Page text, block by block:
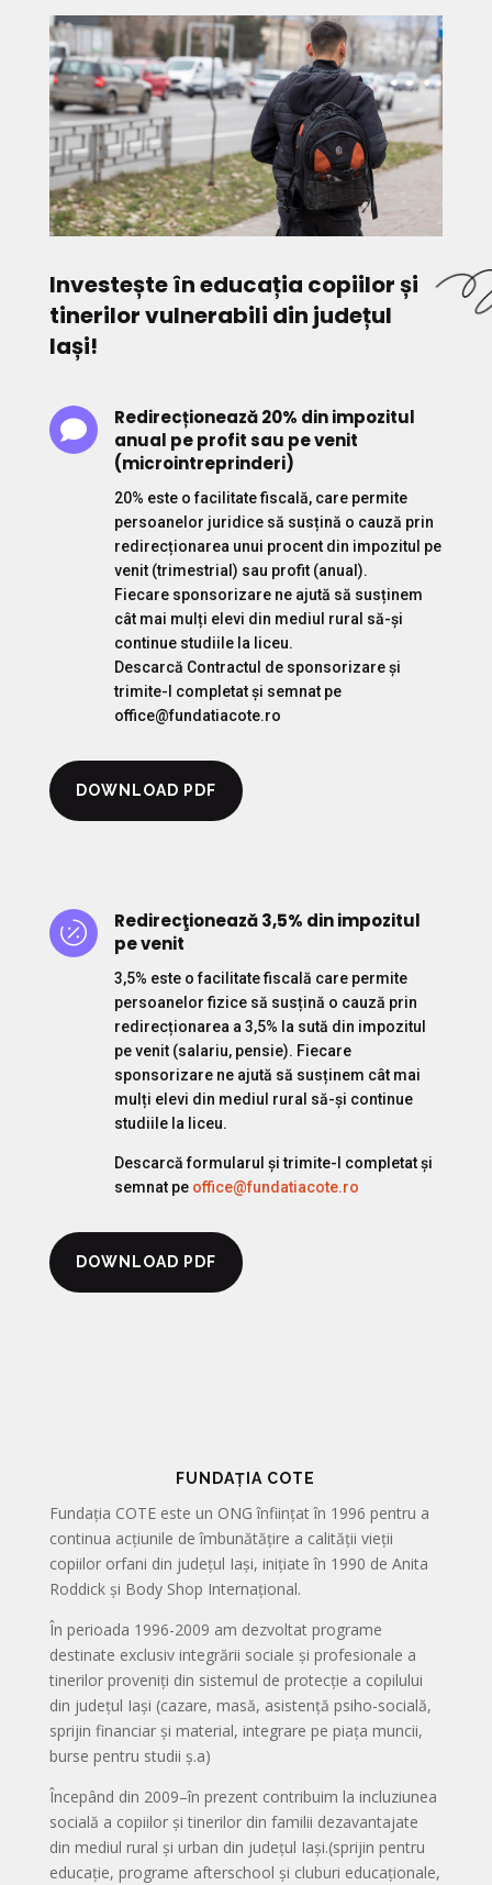
Investește în educația copiilor și
tinerilor vulnerabili din județul
Iași!

Redirecționează 20% din impozitul
anual pe profit sau pe venit
(microintreprinderi)
20% este o facilitate fiscală, care permite
persoanelor juridice să susțină o cauză prin
redirecționarea unui procent din impozitul pe
venit (trimestrial) sau profit (anual).
Fiecare sponsorizare ne ajută să susținem
cât mai mulți elevi din mediul rural să-și
continue studiile la liceu.
Descarcă Contractul de sponsorizare și
trimite-l completat și semnat pe
office@fundatiacote.ro
DOWNLOAD PDF

Redirecţionează 3,5% din impozitul
pe venit
3,5% este o facilitate fiscală care permite
persoanelor fizice să susțină o cauză prin
redirecționarea a 3,5% la sută din impozitul
pe venit (salariu, pensie). Fiecare
sponsorizare ne ajută să susținem cât mai
mulți elevi din mediul rural să-și continue
studiile la liceu.
Descarcă formularul și trimite-l completat și
semnat pe office@fundatiacote.ro
DOWNLOAD PDF
FUNDAȚIA COTE
Fundația COTE este un ONG înființat în 1996 pentru a
continua acțiunile de îmbunătățire a calității vieții
copiilor orfani din județul Iași, inițiate în 1990 de Anita
Roddick și Body Shop Internațional.
În perioada 1996-2009 am dezvoltat programe
destinate exclusiv integrării sociale și profesionale a
tinerilor proveniți din sistemul de protecție a copilului
din județul Iași (cazare, masă, asistență psiho-socială,
sprijin financiar și material, integrare pe piața muncii,
burse pentru studii ș.a)
Începând din 2009–în prezent contribuim la incluziunea
socială a copiilor și tinerilor din familii dezavantajate
din mediul rural și urban din județul Iași.(sprijin pentru
educație, programe afterschool și cluburi educaționale,